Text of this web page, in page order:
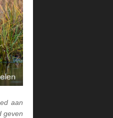
aan
geven